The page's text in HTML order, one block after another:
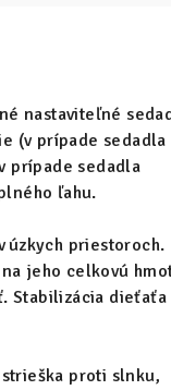
nastaviteľné
(v prípade sedadla
prípade sedadla
ľahu.
úzkych priestoroch.
jeho celkovú
Stabilizácia
proti slnku,